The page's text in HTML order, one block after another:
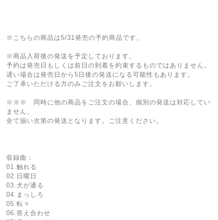
※こちらの商品は5/31発売の予約商品です。
※商品入荷後の発送を予定しております。
予約は発売日もしくは前日の到着を約束するものではありません。
遅い場合は発売日から5日後の発送になる可能性もあります。
ご了承いただける方のみご注文をお願いします。
※※※ 同時に他の商品をご注文の場合、個別の発送は対応してい
ません。
全て揃い次第の発送となります。ご注意ください。
収録曲：
01.触れる
02.日曜日
03.犬が通る
04.まっしろ
05.転々
06.答え合わせ